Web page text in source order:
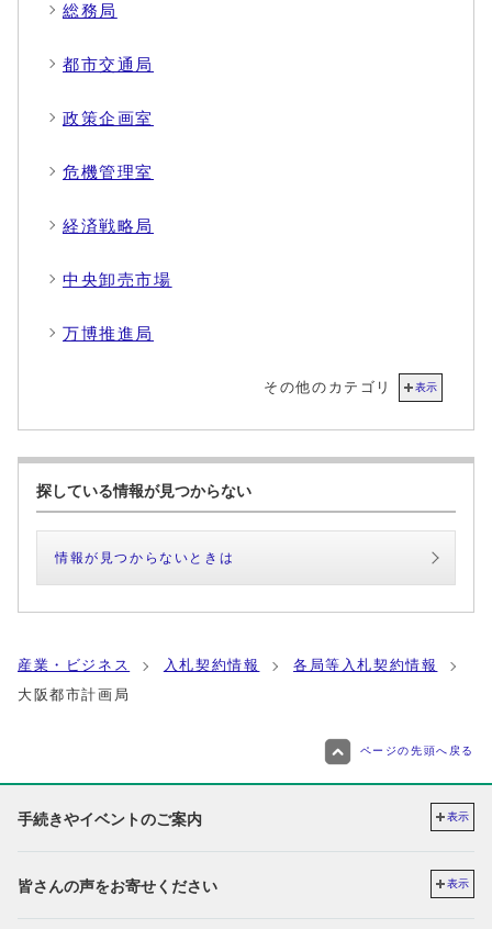
総務局
都市交通局
政策企画室
危機管理室
経済戦略局
中央卸売市場
万博推進局
その他のカテゴリ 表示
探している情報が見つからない
情報が見つからないときは
産業・ビジネス 入札契約情報
各局等入札契約情報
大阪都市計画局
ページの先頭へ戻る
手続きやイベントのご案内 表示
皆さんの声をお寄せください 表示